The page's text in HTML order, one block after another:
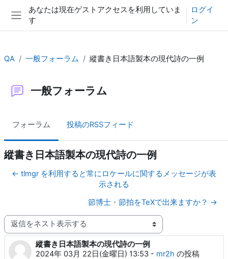
メインコンテンツへスキップする
サイドパネル
あなたは現在ゲストアクセスを利用していま
す
ログイ
ン
QA 一般フォーラム 縱書き日本語製本の現代詩の一例
一般フォーラム
フォーラム 投稿のRSSフィード
縱書き日本語製本の現代詩の一例
← tlmgr を利用すると常にロケールに関するメッセージが表
示される
節博士・節拍をTeXで出来ますか？ →
表示モード
縱書き日本語製本の現代詩の一例
2024年 03月 22日(金曜日) 13:53 - mr2h の投稿
返信数: 3